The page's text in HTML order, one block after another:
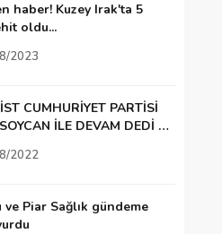
haber! Kuzey Irak'ta 5
oldu...
2023
CUMHURİYET PARTİSİ
İLE DEVAM DEDİ …
2022
ve Piar Sağlık gündeme